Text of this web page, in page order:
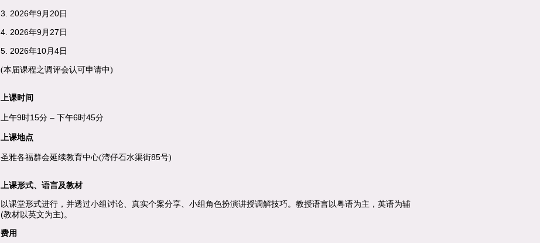
3. 2026年9月 20日
4. 2026年9月 27 日
5. 2026年10月 4日
(本届课程之调评会认可申请中)
上课时间
上午9时15分 – 下午6时45分
上课地点
圣雅各福群会延续教育中心(湾仔石水渠街85号)
上课形式、语言及教材
以课堂形式进行，并透过小组讨论、真实个案分享、小组角色扮演讲授调解技巧。教授语言以粤语为主，英语为辅
(教材以英文为主)。
费用